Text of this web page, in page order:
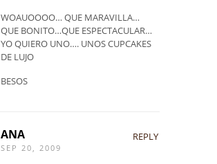
WOAUOOOO… QUE MARAVILLA…
QUE BONITO…QUE ESPECTACULAR…
YO QUIERO UNO…. UNOS CUPCAKES
DE LUJO
BESOS
ANA
SEP 20, 2009
REPLY